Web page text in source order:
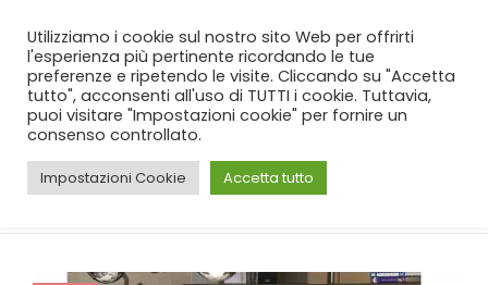
SPEDIZIONE GRATUITA per ordini da 99€!
CASA SHOP CUCINA
TOVAGLIE
Utilizziamo i cookie sul nostro sito Web per offrirti
l'esperienza più pertinente ricordando le tue
preferenze e ripetendo le visite. Cliccando su "Accetta
tutto", acconsenti all'uso di TUTTI i cookie. Tuttavia,
puoi visitare "Impostazioni cookie" per fornire un
consenso controllato.
Impostazioni Cookie Accetta tutto